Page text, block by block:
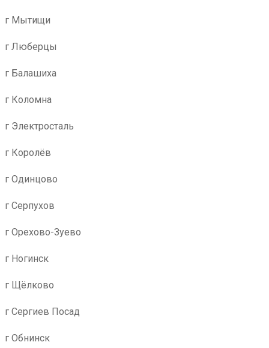
г Мытищи
г Люберцы
г Балашиха
г Коломна
г Электросталь
г Королёв
г Одинцово
г Серпухов
г Орехово-Зуево
г Ногинск
г Щёлково
г Сергиев Посад
г Обнинск